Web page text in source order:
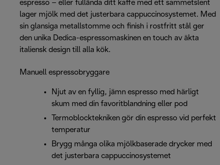
espresso – eller fullända ditt kaffe med ett sammetslent
lager mjölk med det justerbara cappuccinosystemet. Med
sin glansiga metallstomme och finish i rostfritt stål ger
den unika Dedica-espressomaskinen en touch av äkta
italiensk design till alla kök.
Manuell espressobryggare
Njut av en fyllig, jämn espresso med härligt
skum med din favoritblandning eller pod
Termoblocktekniken gör din espresso vid perfekt
temperatur
Brygg många olika mjölkbaserade drycker med
det justerbara cappuccinosystemet